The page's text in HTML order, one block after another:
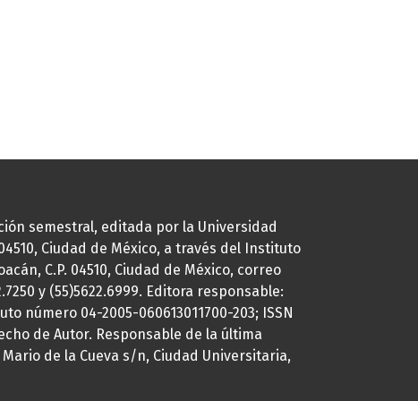
semestral, editada por la Universidad
Ciudad de México, a través del Instituto
C.P. 04510, Ciudad de México, correo
y (55)5622.6999. Editora responsable:
número 04-2005-060613011700-203; ISSN
de Autor. Responsable de la última
de la Cueva s/n, Ciudad Universitaria,